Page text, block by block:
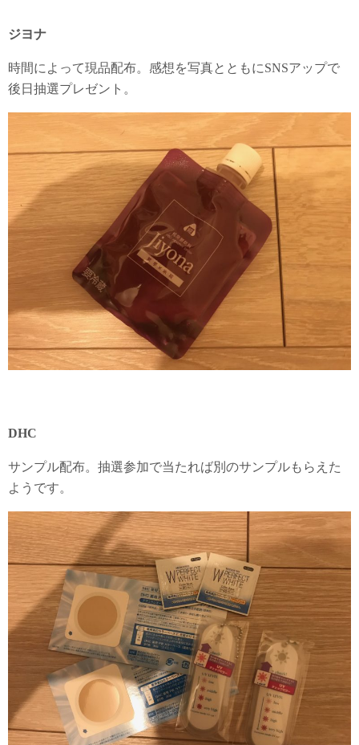
ジヨナ
時間によって現品配布。感想を写真とともにSNSアップで
後日抽選プレゼント。
DHC
サンプル配布。抽選参加で当たれば別のサンプルもらえた
ようです。